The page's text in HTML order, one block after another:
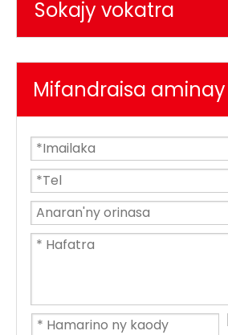
Sokajy vokatra
Mifandraisa aminay